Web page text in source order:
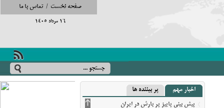
صفحه نخست / تماس با ما
16 مرداد 1405
اخبار مهم پر بیننده ها
پیش‌ بینی پاییز پر بارش در ایران